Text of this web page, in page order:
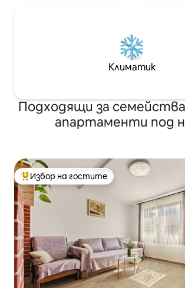
Климатик
Подходящи за
апартаменти под
Най-популярен избор на гостите
Избор на гостите